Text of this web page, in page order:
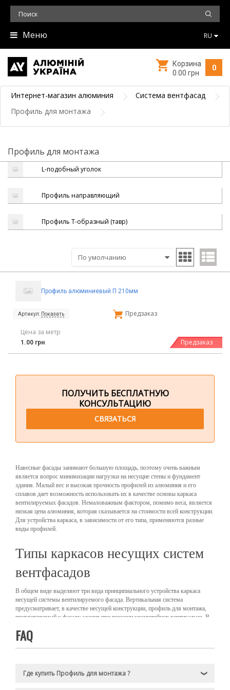
Меню RU
0
Корзина
0.00 грн
Интернет-магазин алюминия
Система вентфасад
Профиль для монтажа
Профиль для монтажа
L-подобный уголок
Профиль направляющий
Профиль Т-образный (тавр)
Профиль алюминиевый П 210мм
Артикул: Показать Предзаказ
Цена за метр
1.00 грн Предзаказ
ПОЛУЧИТЬ БЕСПЛАТНУЮ
КОНСУЛЬТАЦИЮ
СВЯЗАТЬСЯ
Навесные фасады занимают большую площадь, поэтому очень важным
является вопрос минимизации нагрузки на несущие стены и фундамент
здания. Малый вес и высокая прочность профилей из алюминия и его
сплавов дает возможность использовать их в качестве основы каркаса
вентилируемых фасадов. Немаловажным фактором, помимо веса, является
низкая цена алюминия, которая сказывается на стоимости всей конструкции.
Для устройства каркаса, в зависимости от его типа, применяются разные
виды профилей.
Типы каркасов несущих систем
вентфасадов
В общем виде выделяют три вида принципиального устройства каркаса
несущей системы вентилируемого фасада. Вертикальная система
предусматривает, в качестве несущей конструкции, профиль для монтажа,
прикрепляемый к фасаду здания при помощи кронштейнов вертикально. В
алюминиевый профиль, как более качественное и эффективное решение,
хотя возможно и применение алюминиевых уголков. Элементы облицовки
также сориентирован в вертикальной плоскости.
Горизонтальная система каркаса предусматривает монтаж несущих
FAQ
Где купить Профиль для монтажа ? ❯